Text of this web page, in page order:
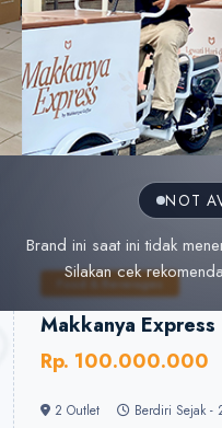
NOT
Brand ini saat ini tidak
Silakan cek
Food & Beverages
Makkanya Express
Rp. 100.000.000
2 Outlet Berdiri Sejak -
AI Konsultan
Saya AI
seputar
Cara Jadi Mitra